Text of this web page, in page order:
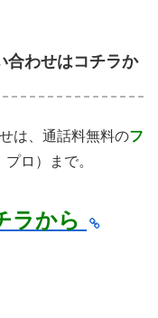
合わせはコチラか
は、通話料無料のフ
プロ）まで。
ラから